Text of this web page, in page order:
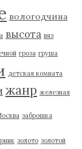
вологодчина
высота вяз
гроза груша
детская комната
жанр железная
заброшка
золото золотой